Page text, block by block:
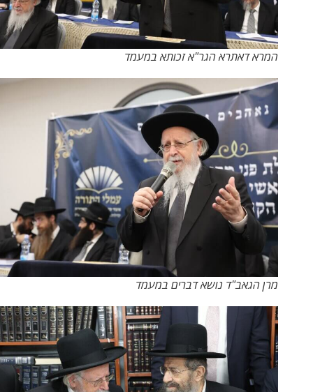
המרא דאתרא הגר"א זכותא במעמד
מרן הגאב"ד נושא דברים במעמד